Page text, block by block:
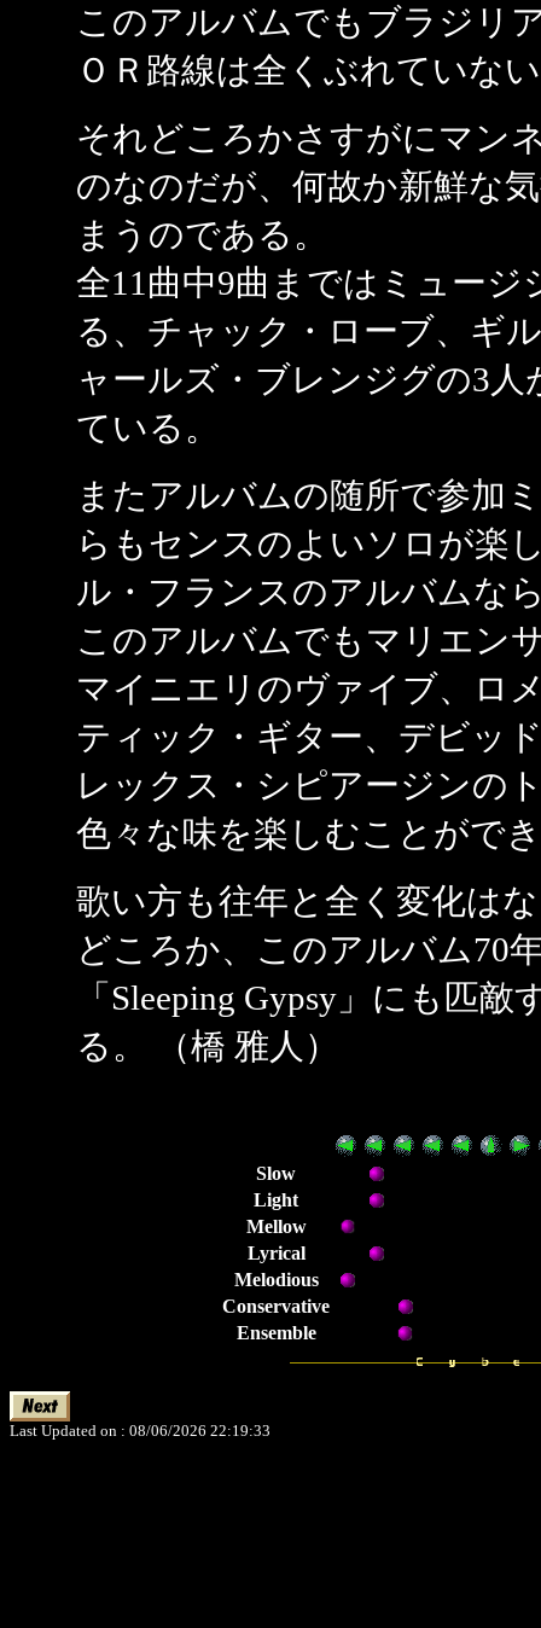
このアルバムでもブラジリ
ＯＲ路線は全くぶれていな
それどころかさすがにマン
のなのだが、何故か新鮮な
まうのである。
全11曲中9曲まではミュー
る、チャック・ローブ、ギ
ャールズ・ブレンジグの3
ている。
またアルバムの随所で参加
らもセンスのよいソロが楽
ル・フランスのアルバムな
このアルバムでもマリエン
マイニエリのヴァイブ、ロ
ティック・ギター、デビッ
レックス・シピアージンの
色々な味を楽しむことがで
歌い方も往年と全く変化は
どころか、このアルバム70
「Sleeping Gypsy」にも匹
る。 （橋 雅人）
Slow
Light
Mellow
Lyrical
Melodious
Conservative
Ensemble
Last Updated on : 08/06/2026 22:19:33